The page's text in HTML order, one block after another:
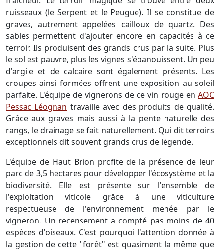
ruisseaux (le Serpent et le Peugue). Il se constitue de
graves, autrement appelées cailloux de quartz. Des
sables permettent d'ajouter encore en capacités à ce
terroir. Ils produisent des grands crus par la suite. Plus
le sol est pauvre, plus les vignes s'épanouissent. Un peu
d'argile et de calcaire sont également présents. Les
croupes ainsi formées offrent une exposition au soleil
parfaite. L'équipe de vignerons de ce vin rouge en AOC
Pessac Léognan travaille avec des produits de qualité.
Grâce aux graves mais aussi à la pente naturelle des
rangs, le drainage se fait naturellement. Qui dit terroirs
exceptionnels dit souvent grands crus de légende.
L'équipe de Haut Brion profite de la présence de leur
parc de 3,5 hectares pour développer l'écosystème et la
biodiversité. Elle est présente sur l'ensemble de
l'exploitation viticole grâce à une viticulture
respectueuse de l'environnement menée par le
vigneron. Un recensement a compté pas moins de 40
espèces d'oiseaux. C'est pourquoi l'attention donnée à
la gestion de cette "forêt" est quasiment la même que